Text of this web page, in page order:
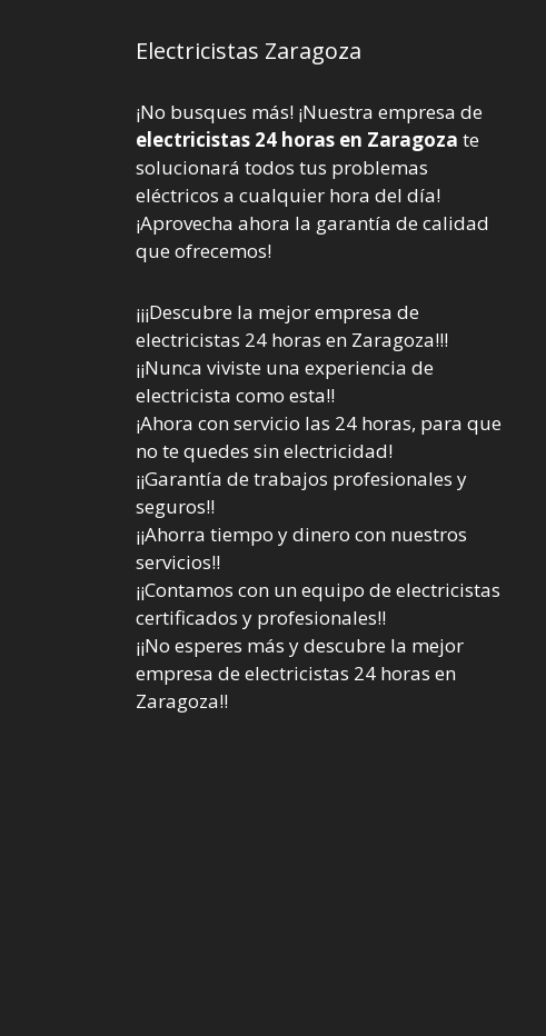
Electricistas Zaragoza
¡No busques más! ¡Nuestra empresa de
electricistas 24 horas en Zaragoza te
solucionará todos tus problemas
eléctricos a cualquier hora del día!
¡Aprovecha ahora la garantía de calidad
que ofrecemos!
¡¡¡Descubre la mejor empresa de
electricistas 24 horas en Zaragoza!!!
¡¡Nunca viviste una experiencia de
electricista como esta!!
¡Ahora con servicio las 24 horas, para que
no te quedes sin electricidad!
¡¡Garantía de trabajos profesionales y
seguros!!
¡¡Ahorra tiempo y dinero con nuestros
servicios!!
¡¡Contamos con un equipo de electricistas
certificados y profesionales!!
¡¡No esperes más y descubre la mejor
empresa de electricistas 24 horas en
Zaragoza!!